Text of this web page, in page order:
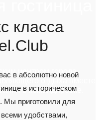
центром города.
отдыха вместе с
в командировке.
класса
в абсолютно новой
в историческом
Мы приготовили для
удобствами,